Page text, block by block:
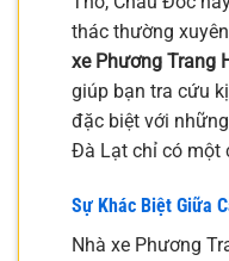
thác thường
xe Phương Trang
giúp bạn tra cứu
đặc biệt với
Đà Lạt chỉ có một
Sự Khác Biệt Giữa
Nhà xe Phương